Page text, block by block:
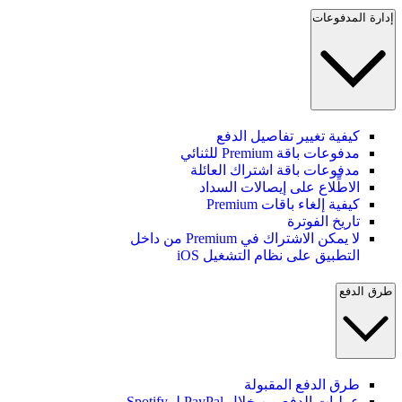
إدارة المدفوعات
كيفية تغيير تفاصيل الدفع
مدفوعات باقة Premium للثنائي
مدفوعات باقة اشتراك العائلة
الاطِّلاع على إيصالات السداد
كيفية إلغاء باقات Premium
تاريخ الفوترة
لا يمكن الاشتراك في Premium من داخل
التطبيق على نظام التشغيل iOS
طرق الدفع
طرق الدفع المقبولة